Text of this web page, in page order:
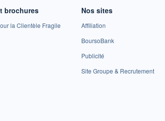
brochures
la Clientèle Fragile
Nos sites
Affiliation
BoursoBank
Publicité
Site Groupe & Recrutement